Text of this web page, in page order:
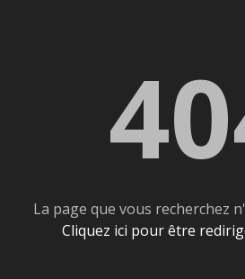
La page que vous recherchez
Cliquez ici pour être